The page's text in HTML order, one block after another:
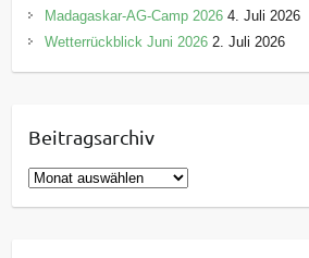
Madagaskar-AG-Camp 2026 4. Juli 2026
Wetterrückblick Juni 2026 2. Juli 2026
Beitragsarchiv
B
e